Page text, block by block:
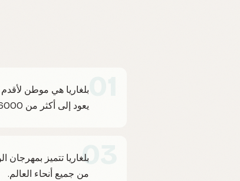
بلغاريا هي موطن
يعود إلى أكثر من 6000 سنة.
03بلغاريا تتميز بمهرجان
من جميع أنحاء العالم.